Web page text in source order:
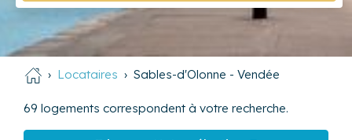
Locataires Sables-d'Olonne - Vendée
69 logements correspondent à votre recherche.